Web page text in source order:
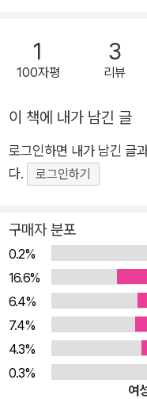
프로그래밍 학습 효율을 높
과사전 역할을 하는 마이
(https://
오랫동안 C#을 가르치고 개
적인 학습 순서로 목차를
책은 다음과 같이 크게 네
1부는 C# 프로그래밍 학습
2부는 C#의 기초 문법을 학
3부는 개체 지향 프로그래
4부는 모던 C#처럼 적어도
능들을 맛보기로 살펴봅니다.
이 책을 집필하는 데 벌써
지 하면 더 깁니다. 모쪼록
C#의 전반적인 내용을 이
(유니티), 웹, 모바일, IoT
익히고 기본기를 탄탄
VP이자 20년 경력의 개
과 실습 예제를 직접 실
한 적이 있는 독자라도 알
될 것이다. 출간 이후 저
놓치지 말자. 기초에서 활용, 확장 기능까지 빠짐없이 학습하고
막힘없이 이해한다! 입문자에게 딱 맞는 구성으로 배우자 C#은
방대하다. 처음부터 모든
칠 것이다. 입문자에게
용은 좀 더 깊이 있게 학
용은 간단히 개념만 알고
있는 방법이다.
강의해온 저자의 경험을
1
100자평
3
리뷰
이 책에 내가 남긴 글
로그인하면 내가 남긴 글
다.
로그인하기
구매자 분포
0.2%
16.6%
6.4%
7.4%
4.3%
0.3%
여